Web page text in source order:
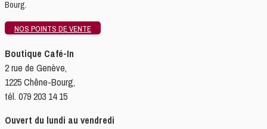
Bourg.
NOS POINTS DE VENTE
Boutique Café-In
2 rue de Genève,
1225 Chêne-Bourg,
tél. 079 203 14 15
Ouvert du lundi au vendredi